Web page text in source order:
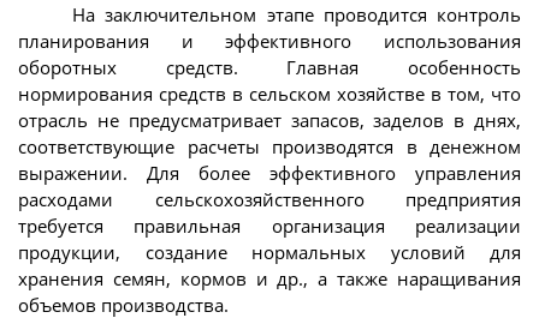
На заключительном этапе проводится контроль
планирования и эффективного использования
оборотных средств. Главная особенность
нормирования средств в сельском хозяйстве в том, что
отрасль не предусматривает запасов, заделов в днях,
соответствующие расчеты производятся в денежном
выражении. Для более эффективного управления
расходами сельскохозяйственного предприятия
требуется правильная организация реализации
продукции, создание нормальных условий для
хранения семян, кормов и др., а также наращивания
объемов производства.